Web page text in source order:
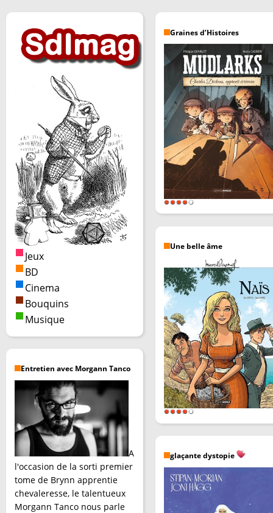
Jeux
BD
Cinema
Bouquins
Musique
Entretien avec Morgann Tanco
A
l'occasion de la sorti premier
tome de Brynn apprentie
chevaleresse, le talentueux
Morgann Tanco nous parle
Graines d’Histoires
Une belle âme
glaçante dystopie